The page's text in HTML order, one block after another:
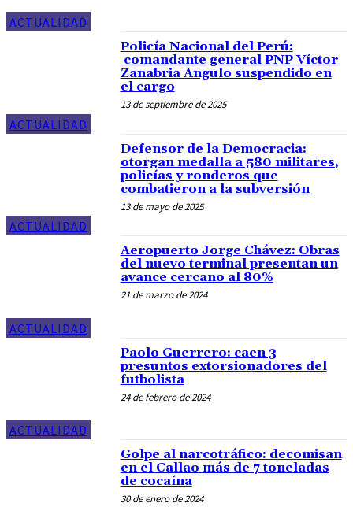
ACTUALIDAD
ACTUALIDAD
Policía Nacional del Perú:
comandante general PNP Víctor
Zanabria Angulo suspendido en
el cargo
13 de septiembre de 2025
ACTUALIDAD
Defensor de la Democracia:
otorgan medalla a 580 militares,
policías y ronderos que
combatieron a la subversión
13 de mayo de 2025
ACTUALIDAD
Aeropuerto Jorge Chávez: Obras
del nuevo terminal presentan un
avance cercano al 80%
21 de marzo de 2024
ACTUALIDAD
Paolo Guerrero: caen 3
presuntos extorsionadores del
futbolista
24 de febrero de 2024
Golpe al narcotráfico: decomisan
en el Callao más de 7 toneladas
de cocaína
30 de enero de 2024